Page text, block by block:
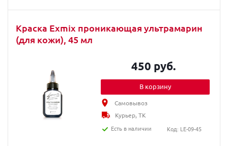
Краска Exmix проникающая ультрамарин
(для кожи), 45 мл
450 руб.
В корзину
Самовывоз
Курьер, ТК
Есть в наличии
Код: LE-09-45